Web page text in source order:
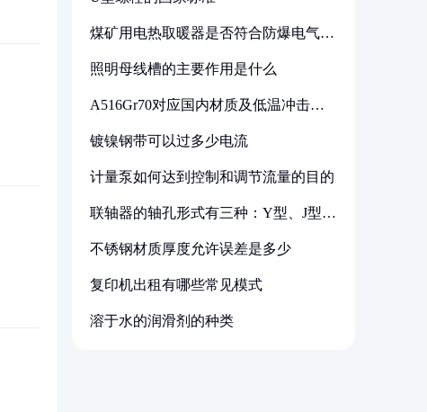
煤矿用电热取暖器是否符合防爆电气设
照明母线槽的主要作用是什么
A516Gr70对应国内材质及低温冲击要
镀镍钢带可以过多少电流
计量泵如何达到控制和调节流量的目的
联轴器的轴孔形式有三种：Y型、J型、
不锈钢材质厚度允许误差是多少
复印机出租有哪些常见模式
溶于水的润滑剂的种类